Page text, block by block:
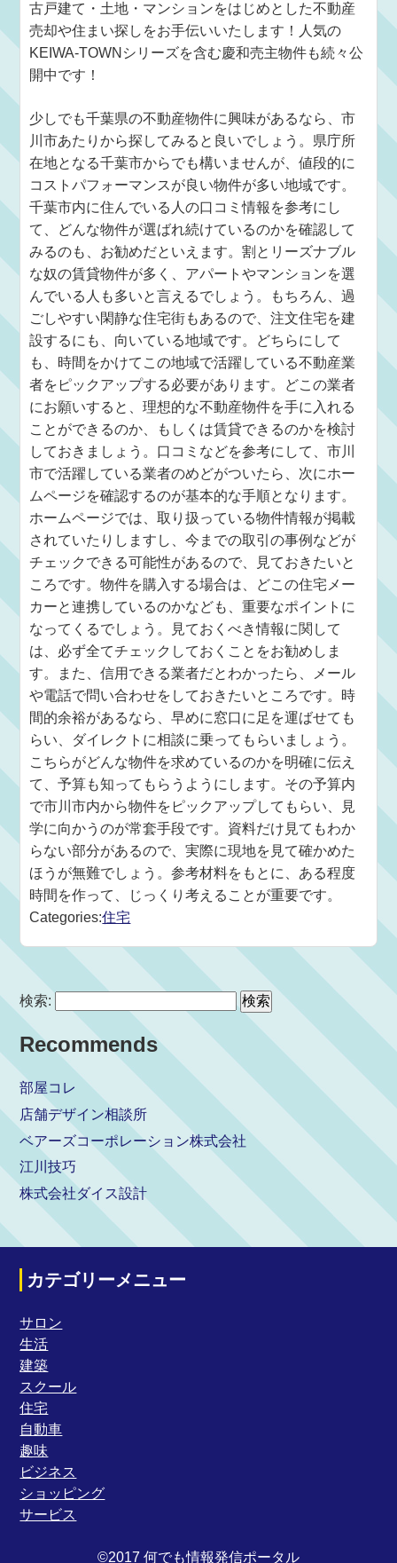
古戸建て・土地・マンションをはじめとした不動産
売却や住まい探しをお手伝いいたします！人気の
KEIWA-TOWNシリーズを含む慶和売主物件も続々公
開中です！
少しでも千葉県の不動産物件に興味があるなら、市
川市あたりから探してみると良いでしょう。県庁所
在地となる千葉市からでも構いませんが、値段的に
コストパフォーマンスが良い物件が多い地域です。
千葉市内に住んでいる人の口コミ情報を参考にし
て、どんな物件が選ばれ続けているのかを確認して
みるのも、お勧めだといえます。割とリーズナブル
な奴の賃貸物件が多く、アパートやマンションを選
んでいる人も多いと言えるでしょう。もちろん、過
ごしやすい閑静な住宅街もあるので、注文住宅を建
設するにも、向いている地域です。どちらにして
も、時間をかけてこの地域で活躍している不動産業
者をピックアップする必要があります。どこの業者
にお願いすると、理想的な不動産物件を手に入れる
ことができるのか、もしくは賃貸できるのかを検討
しておきましょう。口コミなどを参考にして、市川
市で活躍している業者のめどがついたら、次にホー
ムページを確認するのが基本的な手順となります。
ホームページでは、取り扱っている物件情報が掲載
されていたりしますし、今までの取引の事例などが
チェックできる可能性があるので、見ておきたいと
ころです。物件を購入する場合は、どこの住宅メー
カーと連携しているのかなども、重要なポイントに
なってくるでしょう。見ておくべき情報に関して
は、必ず全てチェックしておくことをお勧めしま
す。また、信用できる業者だとわかったら、メール
や電話で問い合わせをしておきたいところです。時
間的余裕があるなら、早めに窓口に足を運ばせても
らい、ダイレクトに相談に乗ってもらいましょう。
こちらがどんな物件を求めているのかを明確に伝え
て、予算も知ってもらうようにします。その予算内
で市川市内から物件をピックアップしてもらい、見
学に向かうのが常套手段です。資料だけ見てもわか
らない部分があるので、実際に現地を見て確かめた
ほうが無難でしょう。参考材料をもとに、ある程度
時間を作って、じっくり考えることが重要です。
Categories:住宅
検索:
Recommends
部屋コレ
店舗デザイン相談所
ベアーズコーポレーション株式会社
江川技巧
株式会社ダイス設計
カテゴリーメニュー
サロン
生活
建築
スクール
住宅
自動車
趣味
ビジネス
ショッピング
サービス
©2017 何でも情報発信ポータル